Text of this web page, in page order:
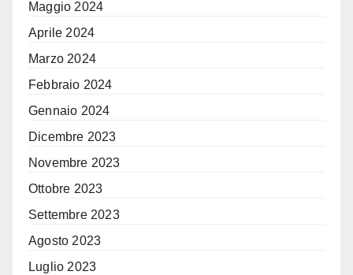
Maggio 2024
Aprile 2024
Marzo 2024
Febbraio 2024
Gennaio 2024
Dicembre 2023
Novembre 2023
Ottobre 2023
Settembre 2023
Agosto 2023
Luglio 2023